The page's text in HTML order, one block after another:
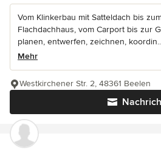
Vom Klinkerbau mit Satteldach bis
Flachdachhaus, vom Carport bis zur
planen, entwerfen, zeichnen,
Mehr
Westkirchener Str. 2, 48361 Beelen